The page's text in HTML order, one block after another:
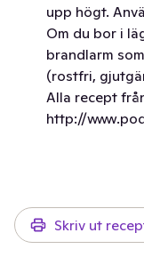
upp högt.
Om du bor i
brandlarm
(rostfri,
Alla recept
http://
Skriv ut